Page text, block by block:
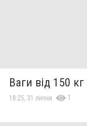
Ваги від 150
18:25, 31 липня 1